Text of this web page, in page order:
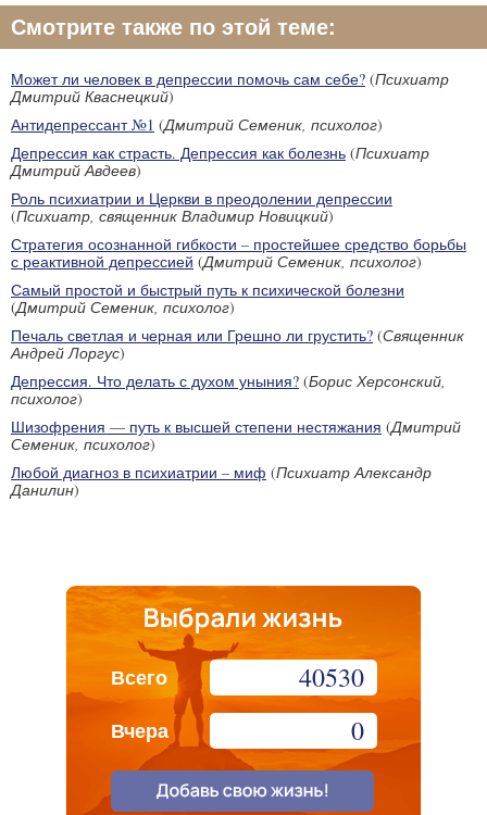
Смотрите также по этой теме:
Может ли человек в депрессии помочь сам себе? (Психиатр
Дмитрий Кваснецкий)
Антидепрессант №1 (Дмитрий Семеник, психолог)
Депрессия как страсть. Депрессия как болезнь (Психиатр
Дмитрий Авдеев)
Роль психиатрии и Церкви в преодолении депрессии
(Психиатр, священник Владимир Новицкий)
Стратегия осознанной гибкости – простейшее средство борьбы
с реактивной депрессией (Дмитрий Семеник, психолог)
Самый простой и быстрый путь к психической болезни
(Дмитрий Семеник, психолог)
Печаль светлая и черная или Грешно ли грустить? (Священник
Андрей Лоргус)
Депрессия. Что делать с духом уныния? (Борис Херсонский,
психолог)
Шизофрения — путь к высшей степени нестяжания (Дмитрий
Семеник, психолог)
Любой диагноз в психиатрии – миф (Психиатр Александр
Данилин)
Всего 40530
Вчера 0